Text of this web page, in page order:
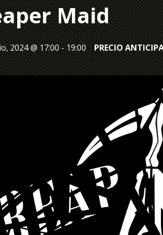
Maid
2024 @ 17:00-19:00 PRECIO